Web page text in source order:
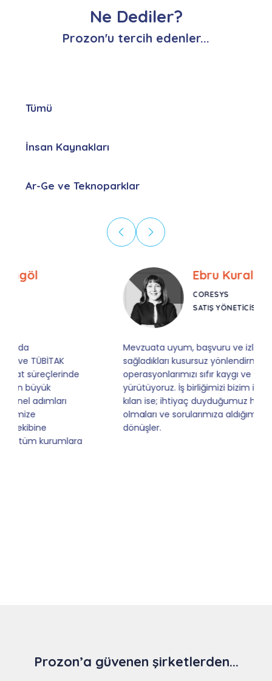
Ne Dediler?
Prozon'u tercih edenler...
Tümü
İnsan Kaynakları
Ar-Ge ve Teknoparklar
Ebru Kural
SATIŞ YÖNETICISI
Mevzuata uyum, başvuru ve izleme adımlarında
sağladıkları kusursuz yönlendirme sayesinde artık
operasyonlarımızı sıfır kaygı ve tam güvenle
yürütüyoruz. İş birliğimizi bizim için asıl değerli
kılan ise; ihtiyaç duyduğumuz her an ulaşılabilir
olmaları ve sorularımıza aldığımız hızlı geri
dönüşler.
Prozon’a güvenen şirketlerden...